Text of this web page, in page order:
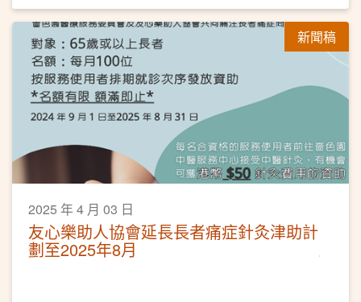
新聞稿
2025 年 4 月 03 日
友心樂助人協會延長長者痛症針灸津助計
劃至2025年8月